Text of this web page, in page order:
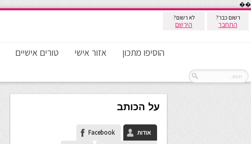
��
רשום כבר?
התחבר
לא רשום?
הירשם
הוסיפו מתכון אזור אישי טורים אישיים
על הכותב
אודות
Facebook